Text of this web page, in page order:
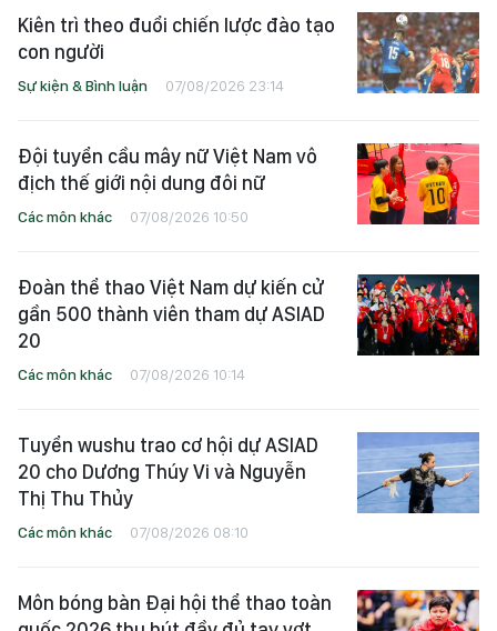
Kiên trì theo đuổi chiến lược đào tạo
con người
Sự kiện & Bình luận 07/08/2026 23:14
Đội tuyển cầu mây nữ Việt Nam vô
địch thế giới nội dung đôi nữ
Các môn khác 07/08/2026 10:50
Đoàn thể thao Việt Nam dự kiến cử
gần 500 thành viên tham dự ASIAD
20
Các môn khác 07/08/2026 10:14
Tuyển wushu trao cơ hội dự ASIAD
20 cho Dương Thúy Vi và Nguyễn
Thị Thu Thủy
Các môn khác 07/08/2026 08:10
Môn bóng bàn Đại hội thể thao toàn